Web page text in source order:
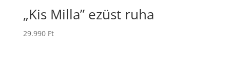
„Kis Milla” ezüst ruha
29.990 Ft